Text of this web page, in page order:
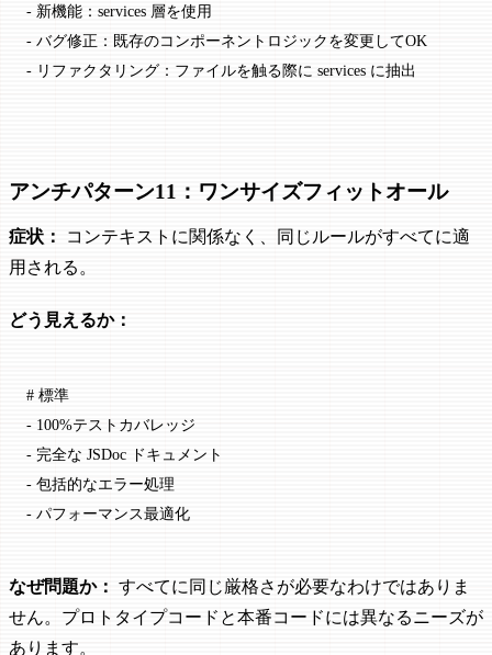
- 新機能：services 層を使用
- バグ修正：既存のコンポーネントロジックを変更してOK
- リファクタリング：ファイルを触る際に services に抽出
アンチパターン11：ワンサイズフィットオール
症状：
コンテキストに関係なく、同じルールがすべてに適
用される。
どう見えるか：
# 標準
- 100%テストカバレッジ
- 完全な JSDoc ドキュメント
- 包括的なエラー処理
- パフォーマンス最適化
なぜ問題か： すべてに同じ厳格さが必要なわけではありま
せん。プロトタイプコードと本番コードには異なるニーズが
あります。